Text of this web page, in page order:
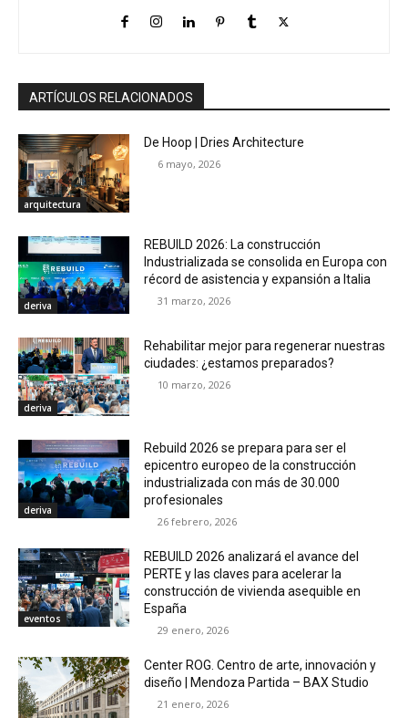
ARTÍCULOS RELACIONADOS
arquitectura
De Hoop | Dries Architecture
6 mayo, 2026
deriva
REBUILD 2026: La construcción
Industrializada se consolida en Europa con
récord de asistencia y expansión a Italia
31 marzo, 2026
deriva
Rehabilitar mejor para regenerar nuestras
ciudades: ¿estamos preparados?
10 marzo, 2026
deriva
Rebuild 2026 se prepara para ser el
epicentro europeo de la construcción
industrializada con más de 30.000
profesionales
26 febrero, 2026
eventos
REBUILD 2026 analizará el avance del
PERTE y las claves para acelerar la
construcción de vivienda asequible en
España
29 enero, 2026
Center ROG. Centro de arte, innovación y
diseño | Mendoza Partida – BAX Studio
21 enero, 2026